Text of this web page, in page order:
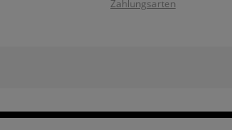
Zahlungsarten